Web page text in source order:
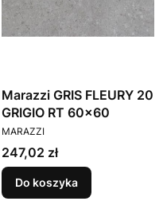
Marazzi GRIS FLEURY 20
GRIGIO RT 60x60
PRODUCENT
MARAZZI
Cena
247,02 zł
Do koszyka